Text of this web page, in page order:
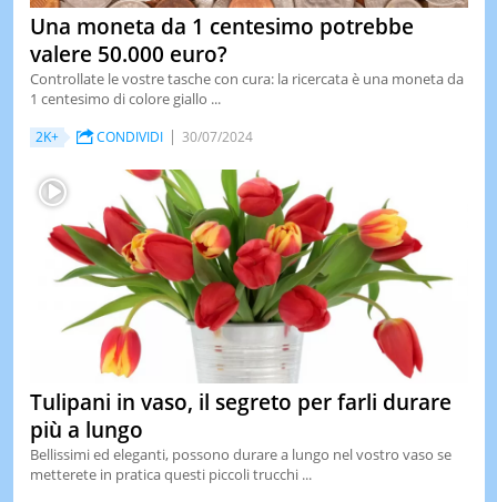
Una moneta da 1 centesimo potrebbe
valere 50.000 euro?
Controllate le vostre tasche con cura: la ricercata è una moneta da
1 centesimo di colore giallo ...
2K+ CONDIVIDI 30/07/2024
Tulipani in vaso, il segreto per farli durare
più a lungo
Bellissimi ed eleganti, possono durare a lungo nel vostro vaso se
metterete in pratica questi piccoli trucchi ...